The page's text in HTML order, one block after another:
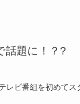
話題に！？?
レビ番組を初めて